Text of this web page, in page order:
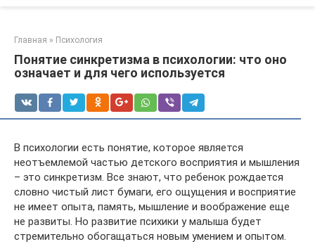
Главная » Психология
Понятие синкретизма в психологии: что оно
означает и для чего используется
В психологии есть понятие, которое является
неотъемлемой частью детского восприятия и мышления
– это синкретизм. Все знают, что ребенок рождается
словно чистый лист бумаги, его ощущения и восприятие
не имеет опыта, память, мышление и воображение еще
не развиты. Но развитие психики у малыша будет
стремительно обогащаться новым умением и опытом.